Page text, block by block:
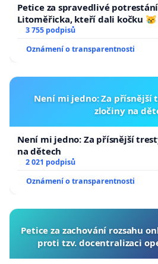
Petice za spravedlivé
Litoměřicka, kteří dali kočku 😿
a umírání zvířete natočili.
3 755 podpisů
Oznámení o transparentnosti
Není mi jedno: Za přísnější
zločiny na
Není mi jedno: Za přísnější
na dětech
2 021 podpisů
Oznámení o transparentnosti
Petice za zachování rozsahu
proti tzv. docentralizaci